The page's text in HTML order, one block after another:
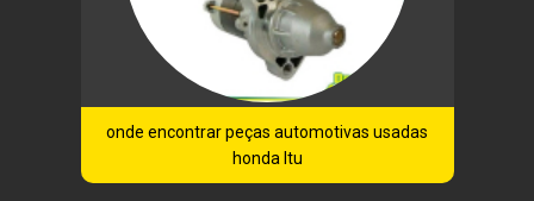
onde encontrar peças automotivas usadas
honda Itu